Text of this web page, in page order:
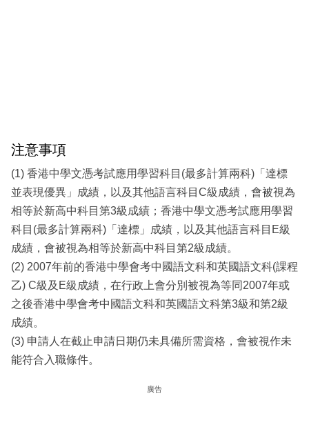
注意事項
(1) 香港中學文憑考試應用學習科目(最多計算兩科)「達標
並表現優異」成績，以及其他語言科目C級成績，會被視為
相等於新高中科目第3級成績；香港中學文憑考試應用學習
科目(最多計算兩科)「達標」成績，以及其他語言科目E級
成績，會被視為相等於新高中科目第2級成績。
(2) 2007年前的香港中學會考中國語文科和英國語文科(課程
乙) C級及E級成績，在行政上會分別被視為等同2007年或
之後香港中學會考中國語文科和英國語文科第3級和第2級
成績。
(3) 申請人在截止申請日期仍未具備所需資格，會被視作未
能符合入職條件。
廣告